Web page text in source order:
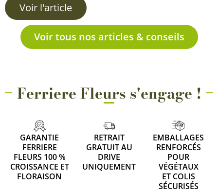
Voir l'article
Voir tous nos articles & conseils
Ferriere Fleurs s'engage !
GARANTIE
FERRIERE
FLEURS 100 %
CROISSANCE ET
FLORAISON
RETRAIT
GRATUIT AU
DRIVE
UNIQUEMENT
EMBALLAGES
RENFORCÉS
POUR
VÉGÉTAUX
ET COLIS
SÉCURISÉS